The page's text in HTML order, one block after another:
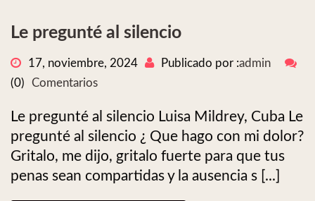
Le pregunté al silencio
17, noviembre, 2024 Publicado por :admin
(0)
Comentarios
Le pregunté al silencio Luisa Mildrey, Cuba Le
pregunté al silencio ¿ Que hago con mi dolor?
Gritalo, me dijo, gritalo fuerte para que tus
penas sean compartidas y la ausencia s [...]